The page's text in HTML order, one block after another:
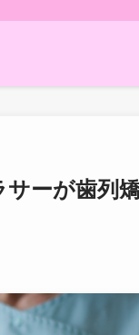
ーが歯列